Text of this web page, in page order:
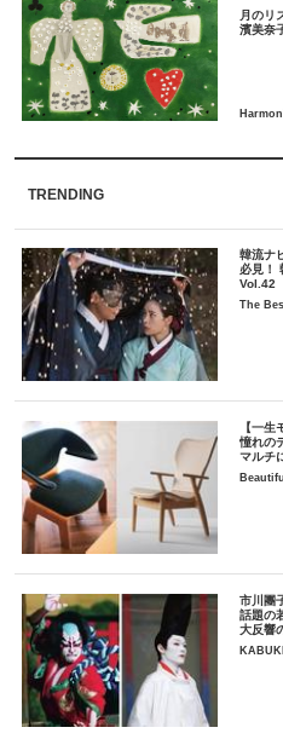
月のリ
TRENDING
韓流ナ
必見！
Vol.42
The
【一生
憧れの
マルチ
市川團
話題の
大反響